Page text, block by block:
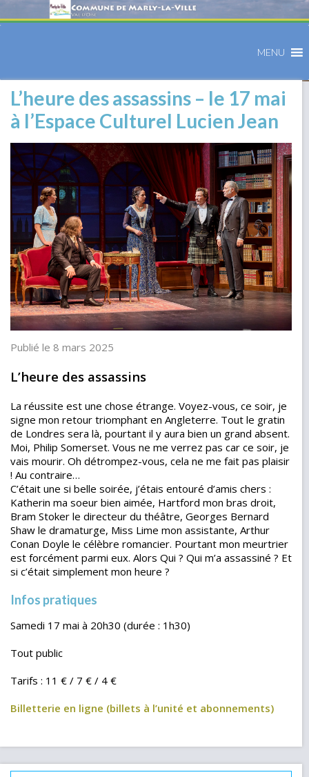
MENU
L’heure des assassins – le 17 mai
à l’Espace Culturel Lucien Jean
Publié le 8 mars 2025
L’heure des assassins
La réussite est une chose étrange. Voyez-vous, ce soir, je
signe mon retour triomphant en Angleterre. Tout le gratin
de Londres sera là, pourtant il y aura bien un grand absent.
Moi, Philip Somerset. Vous ne me verrez pas car ce soir, je
vais mourir. Oh détrompez-vous, cela ne me fait pas plaisir
! Au contraire…
C’était une si belle soirée, j’étais entouré d’amis chers :
Katherin ma soeur bien aimée, Hartford mon bras droit,
Bram Stoker le directeur du théâtre, Georges Bernard
Shaw le dramaturge, Miss Lime mon assistante, Arthur
Conan Doyle le célèbre romancier. Pourtant mon meurtrier
est forcément parmi eux. Alors Qui ? Qui m’a assassiné ? Et
si c’était simplement mon heure ?
Infos pratiques
Samedi 17 mai à 20h30 (durée : 1h30)
Tout public
Tarifs : 11 € / 7 € / 4 €
Billetterie en ligne (billets à l’unité et abonnements)